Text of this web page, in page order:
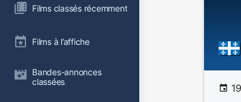
Films classés récemment
Films à l’affiche
Bandes-annonces
classées